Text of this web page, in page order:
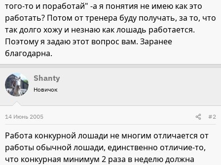
того-то и поработай" -а я понятия не имею как это
работать? Потом от тренера буду получать, за то, что
так долго хожу и незнаю как лошадь работается.
Поэтому я задаю этот вопрос вам. Заранее
благодарна.
Shanty
Новичок
14 Июнь 2005 #2
Работа конкурной лошади не многим отличается от
работы обычной лошади, единственно отличие-то,
что конкурная минимум 2 раза в неделю должна